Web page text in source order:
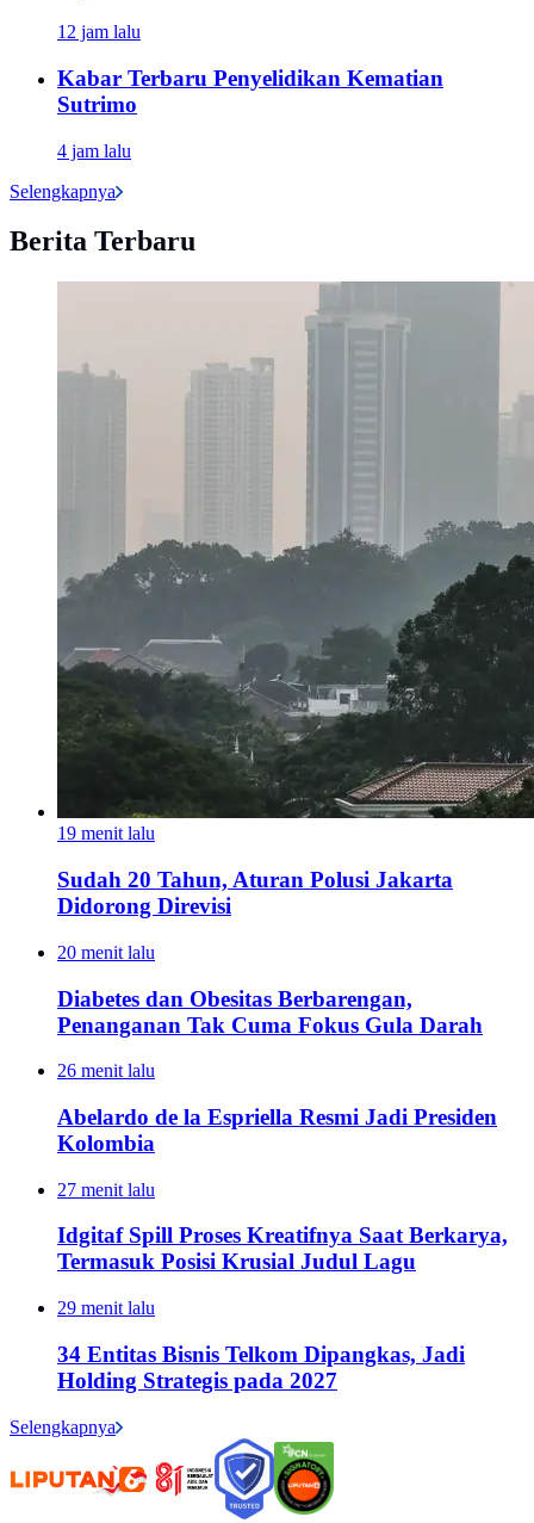
12 jam lalu
Kabar Terbaru Penyelidikan Kematian
Sutrimo
4 jam lalu
Selengkapnya
Berita Terbaru
19 menit lalu
Sudah 20 Tahun, Aturan Polusi Jakarta
Didorong Direvisi
20 menit lalu
Diabetes dan Obesitas Berbarengan,
Penanganan Tak Cuma Fokus Gula Darah
26 menit lalu
Abelardo de la Espriella Resmi Jadi Presiden
Kolombia
27 menit lalu
Idgitaf Spill Proses Kreatifnya Saat Berkarya,
Termasuk Posisi Krusial Judul Lagu
29 menit lalu
34 Entitas Bisnis Telkom Dipangkas, Jadi
Holding Strategis pada 2027
Selengkapnya